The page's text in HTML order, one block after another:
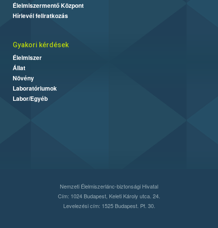
Élelmiszermentő Központ
Hírlevél feliratkozás
Gyakori kérdések
Élelmiszer
Állat
Növény
Laboratóriumok
Labor/Egyéb
Nemzeti Élelmiszerlánc-biztonsági Hivatal
Cím: 1024 Budapest, Keleti Károly utca. 24.
Levelezési cím: 1525 Budapest. Pf. 30.